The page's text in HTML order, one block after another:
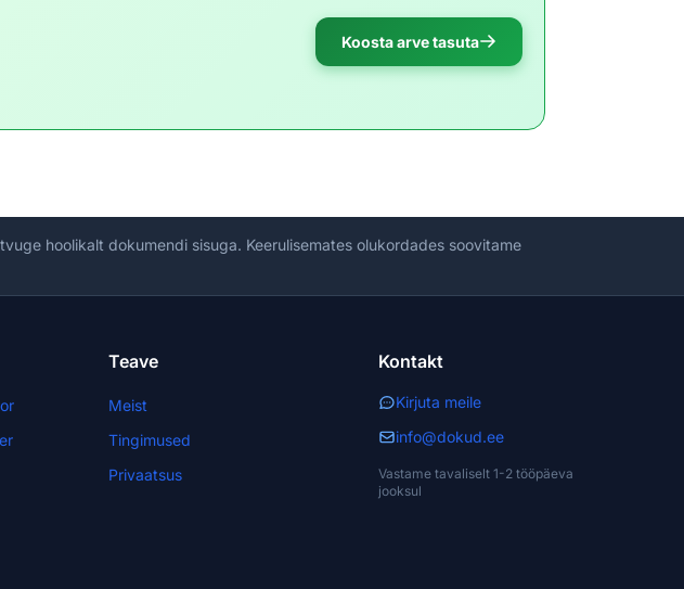
Koosta arve tasuta
hoolikalt dokumendi sisuga. Keerulisemates olukordades soovitame
Teave
Meist
Tingimused
Privaatsus
Kontakt
Kirjuta meile
info@dokud.ee
Vastame tavaliselt 1-2 tööpäeva
jooksul